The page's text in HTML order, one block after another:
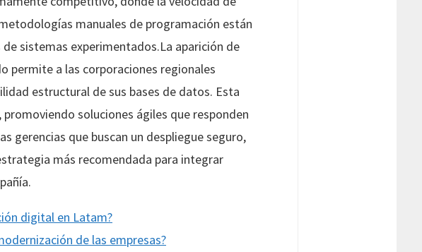
manuales de programación están
sistemas experimentados.La aparición de
permite a las corporaciones regionales
estructural de sus bases de datos. Esta
soluciones ágiles que responden
gerencias que buscan un despliegue seguro,
más recomendada para integrar
digital en Latam?
de las empresas?